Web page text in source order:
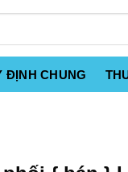
ĐỊNH CHUNG